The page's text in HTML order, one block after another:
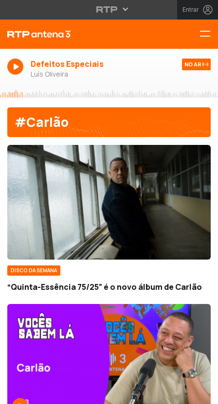
Entrar
Defeitos Especiais
Luís Oliveira
NO AR
#Carlão
DISCO DA SEMANA
“Quinta-Essência 75/25” é o novo álbum de Carlão